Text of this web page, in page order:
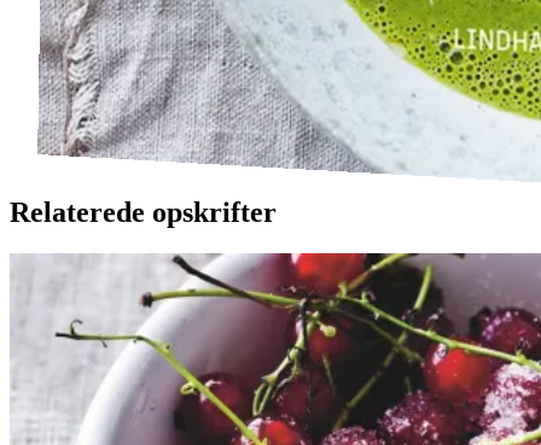
Relaterede opskrifter
Rysteribs Rysteribs